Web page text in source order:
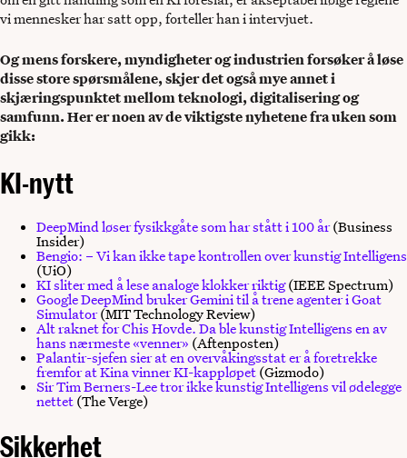
vi mennesker har satt opp, forteller han i intervjuet.
Og mens forskere, myndigheter og industrien forsøker å løse
disse store spørsmålene, skjer det også mye annet i
skjæringspunktet mellom teknologi, digitalisering og
samfunn. Her er noen av de viktigste nyhetene fra uken som
gikk:
KI-nytt
DeepMind løser fysikkgåte som har stått i 100 år(Business
Insider)
Bengio: – Vi kan ikke tape kontrollen over kunstig Intelligens
(UiO)
KI sliter med å lese analoge klokker riktig(IEEE Spectrum)
Google DeepMind bruker Gemini til å trene agenter i Goat
Simulator(MIT Technology Review)
Alt raknet for Chis Hovde. Da ble kunstig Intelligens en av
hans nærmeste «venner» (Aftenposten)
Palantir-sjefen sier at en overvåkingsstat er å foretrekke
fremfor at Kina vinner KI-kappløpet(Gizmodo)
Sir Tim Berners-Lee tror ikke kunstig Intelligens vil ødelegge
nettet(The Verge)
Sikkerhet